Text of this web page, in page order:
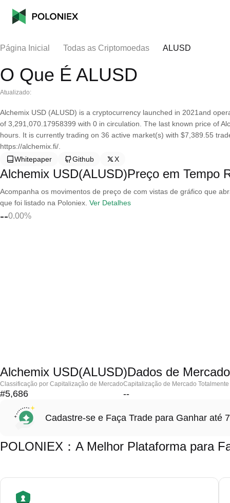
Página Inicial Todas as Criptomoedas ALUSD
O Que É ALUSD
Atualizado:
Alchemix USD (ALUSD) is a cryptocurrency launched in 2021and
of 3,291,070.17958399 with 0 in circulation. The last known price of
hours. It is currently trading on 36 active market(s) with $7,389.55
https://alchemix.fi/.
Whitepaper
Github X
Alchemix USD(ALUSD)Preço em Tempo
Acompanha os movimentos de preço de com vistas de gráfico que
que foi listado na Poloniex. Ver Detalhes
--0.00%
Alchemix USD(ALUSD)Dados de Mercado
Classificação por Capitalização de Mercado
#5,686
Capitalização de Mercado
--
Cadastre-se e Faça Trade para Ganhar até
POLONIEX：A Melhor Plataforma para